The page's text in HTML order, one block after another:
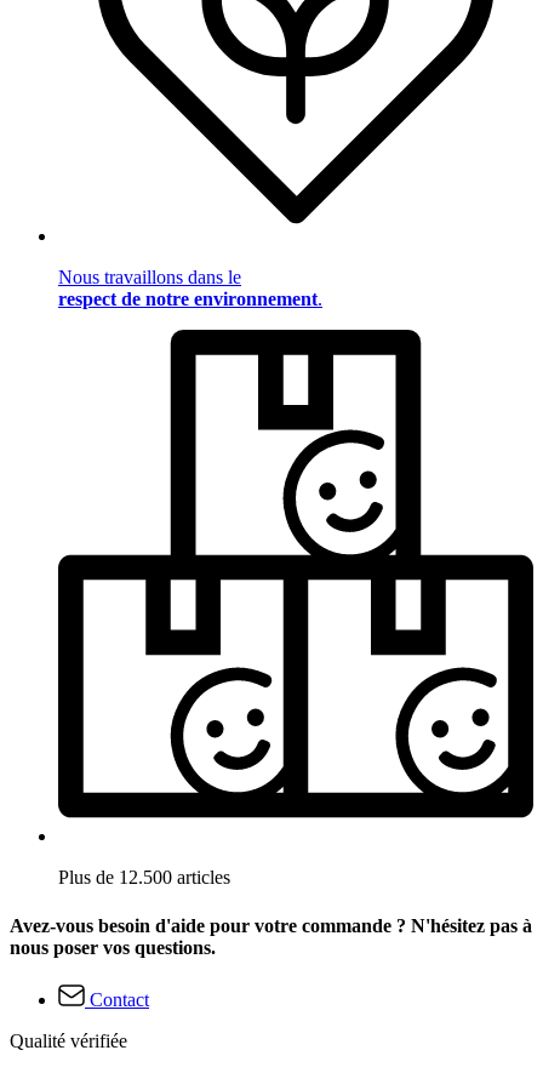
Nous travaillons dans le
respect de notre environnement.
Plus de 12.500 articles
Avez-vous besoin d'aide pour votre commande ? N'hésitez pas à
nous poser vos questions.
Contact
Qualité vérifiée